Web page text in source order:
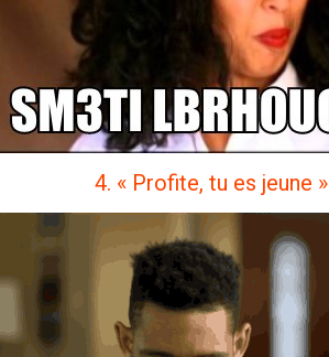
4. « Profite, tu es jeune »